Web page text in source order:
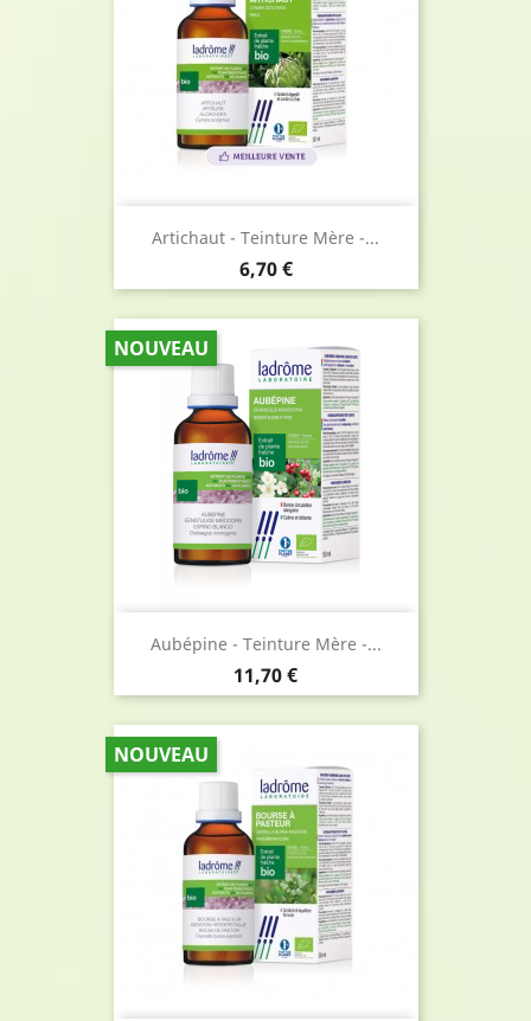
Artichaut - Teinture Mère -...
Prix
6,70 €
Aubépine - Teinture Mère -...
Prix
11,70 €
NOUVEAU
NOUVEAU